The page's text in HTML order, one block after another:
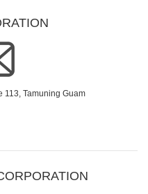
113, Tamuning Guam